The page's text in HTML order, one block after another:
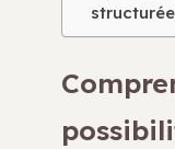
structurée